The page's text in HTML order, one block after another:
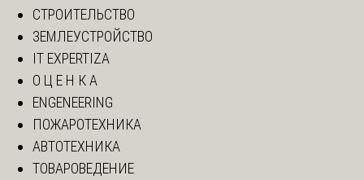
СТРОИТЕЛЬСТВО
ЗЕМЛЕУСТРОЙСТВО
IT EXPERTIZA
О Ц Е Н К А
ENGENEERING
ПОЖАРОТЕХНИКА
АВТОТЕХНИКА
ТОВАРОВЕДЕНИЕ